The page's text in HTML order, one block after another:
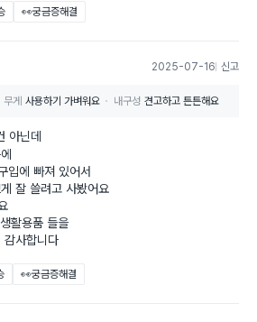
👀궁금증해결
2025-07-16 신고
무게 사용하기 가벼워요 내구성 견고하고 튼튼해요
아닌데
입에 빠져 있어서
잘 쓸려고 사봤어요
활용품 들을
감사합니다
👀궁금증해결